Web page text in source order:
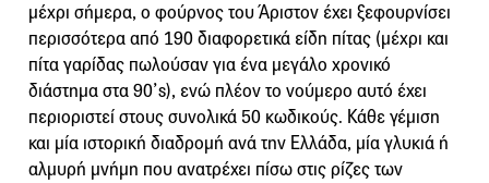
μέχρι σήμερα, ο φούρνος του Άριστον έχει ξεφουρνίσει
περισσότερα από 190 διαφορετικά είδη πίτας (μέχρι και
πίτα γαρίδας πωλούσαν για ένα μεγάλο χρονικό
διάστημα στα 90’s), ενώ πλέον το νούμερο αυτό έχει
περιοριστεί στους συνολικά 50 κωδικούς. Κάθε γέμιση
και μία ιστορική διαδρομή ανά την Ελλάδα, μία γλυκιά ή
αλμυρή μνήμη που ανατρέχει πίσω στις ρίζες των